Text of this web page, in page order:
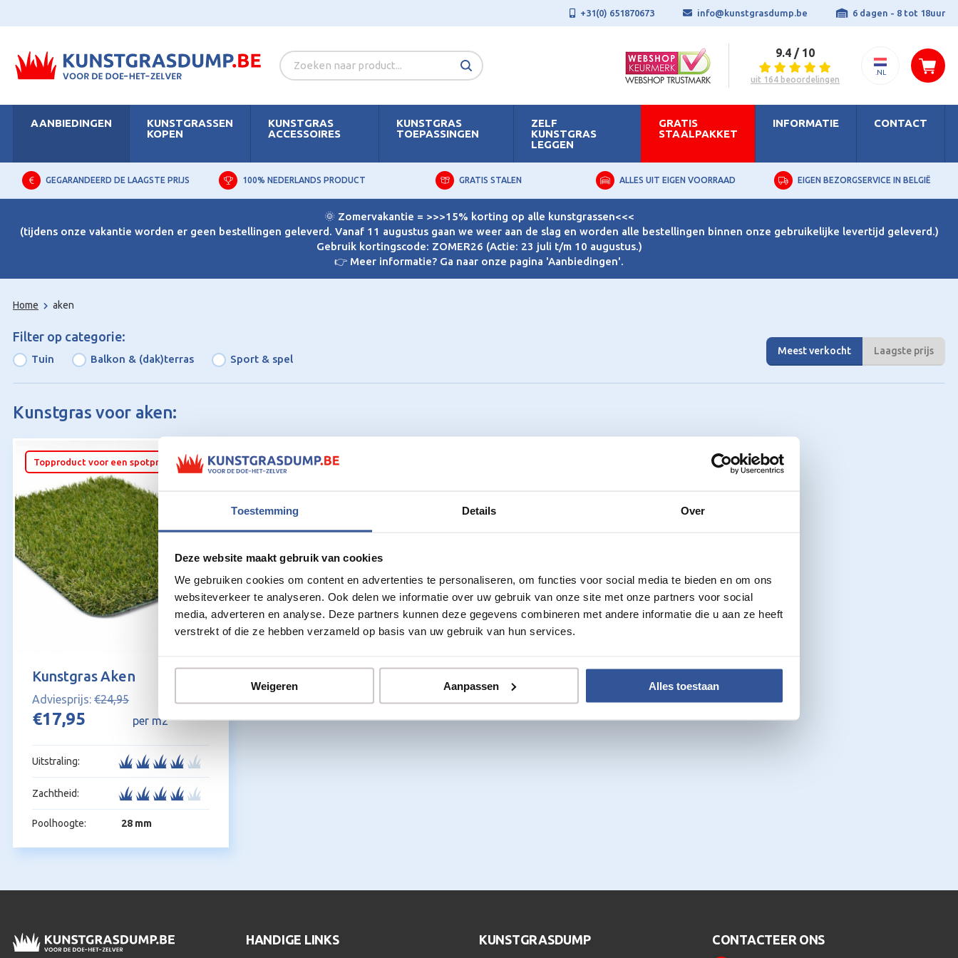
Toestemming Details Over
Deze website maakt gebruik van cookies
We gebruiken cookies om content en advertenties te personaliseren, om functies voor social media te bieden en om ons
websiteverkeer te analyseren. Ook delen we informatie over uw gebruik van onze site met onze partners voor social
media, adverteren en analyse. Deze partners kunnen deze gegevens combineren met andere informatie die u aan ze heeft
verstrekt of die ze hebben verzameld op basis van uw gebruik van hun services.
Weigeren Aanpassen Alles toestaan
+31(0) 651870673 info@kunstgrasdump.be 6 dagen - 8 tot 18uur
9.4 / 10
uit 164 beoordelingen
.NL
AANBIEDINGEN
KUNSTGRASSEN
KOPEN
KUNSTGRAS
ACCESSOIRES
KUNSTGRAS
TOEPASSINGEN
ZELF
KUNSTGRAS
LEGGEN
GRATIS
STAALPAKKET
INFORMATIE CONTACT
GEGARANDEERD DE LAAGSTE PRIJS 100% NEDERLANDS PRODUCT GRATIS STALEN ALLES UIT EIGEN VOORRAAD EIGEN BEZORGSERVICE IN BELGIË
🌞 Zomervakantie = >>>15% korting op alle kunstgrassen<<<
(tijdens onze vakantie worden er geen bestellingen geleverd. Vanaf 11 augustus gaan we weer aan de slag en worden alle bestellingen binnen onze gebruikelijke levertijd geleverd.)
Gebruik kortingscode: ZOMER26 (Actie: 23 juli t/m 10 augustus.)
👉 Meer informatie? Ga naar onze pagina 'Aanbiedingen'.
Home aken
Filter op categorie:
Tuin Balkon & (dak)terras Sport & spel
Meest verkocht Laagste prijs
Kunstgras voor aken:
Topproduct voor een spotprijs
Kunstgras Aken
€24,95
Oorspronkelijke
was:
€24,95.
€17,95 Huidige
€17,95.
per m2
Uitstraling:
Zachtheid:
Poolhoogte: 28 mm
HANDIGE LINKS KUNSTGRASDUMP CONTACTEER ONS